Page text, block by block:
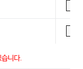
니다.